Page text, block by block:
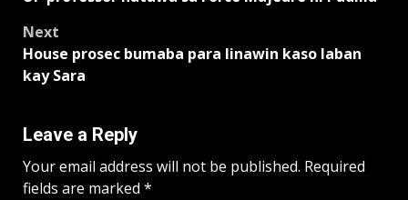
navigation
Next
House prosec bumaba para linawin kaso laban
kay Sara
Leave a Reply
Your email address will not be published. Required
fields are marked *